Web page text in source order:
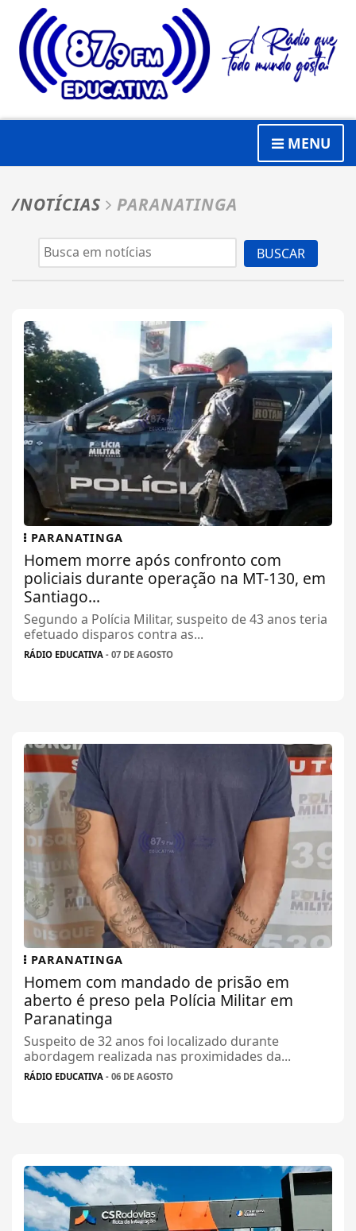
MENU
/NOTÍCIAS PARANATINGA
BUSCAR
PARANATINGA
Homem morre após confronto com
policiais durante operação na MT-130, em
Santiago...
Segundo a Polícia Militar, suspeito de 43 anos teria
efetuado disparos contra as...
RÁDIO EDUCATIVA - 07 DE AGOSTO
PARANATINGA
Homem com mandado de prisão em
aberto é preso pela Polícia Militar em
Paranatinga
Suspeito de 32 anos foi localizado durante
abordagem realizada nas proximidades da...
RÁDIO EDUCATIVA - 06 DE AGOSTO